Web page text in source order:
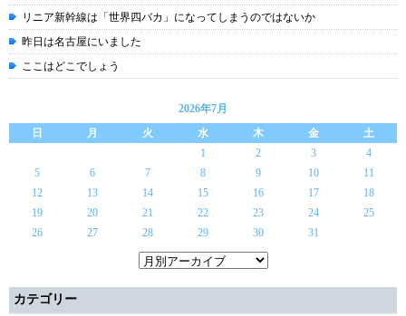
リニア新幹線は「世界四バカ」になってしまうのではないか
昨日は名古屋にいました
ここはどこでしょう
2026年7月
日
月 火 水 木 金
土
1
2 3
4
5
6 7 8 9 10
11
12
13 14 15 16 17
18
19
20 21 22 23 24
25
26
27 28 29 30 31
カテゴリー